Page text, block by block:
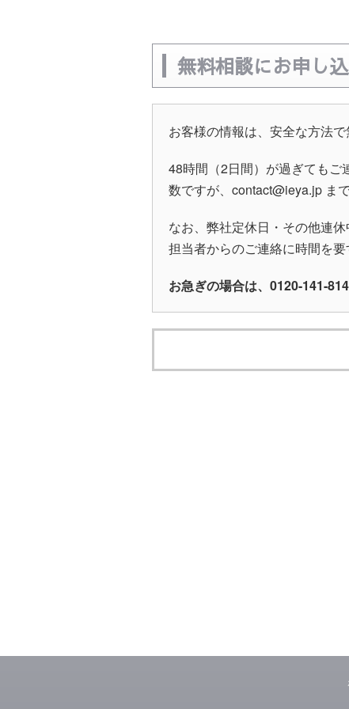
無料相談にお申し
お客様の情報は、安全な方法
48時間（2日間）が過ぎてもご
数ですが、contact@ieya.jp ま
なお、弊社定休日・その他連休
担当者からのご連絡に時間を
お急ぎの場合は、0120-141-